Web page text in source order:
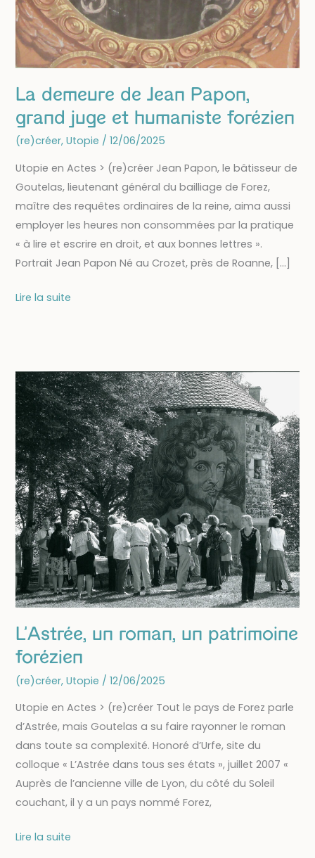
La demeure de Jean Papon,
grand juge et humaniste forézien
(re)créer, Utopie / 12/06/2025
Utopie en Actes > (re)créer Jean Papon, le bâtisseur de
Goutelas, lieutenant général du bailliage de Forez,
maître des requêtes ordinaires de la reine, aima aussi
employer les heures non consommées par la pratique
« à lire et escrire en droit, et aux bonnes lettres ».
Portrait Jean Papon Né au Crozet, près de Roanne, […]
La
Papon,
grand
juge
et
humaniste
forézien
Lire la suite
L’Astrée, un roman, un patrimoine
forézien
(re)créer, Utopie / 12/06/2025
Utopie en Actes > (re)créer Tout le pays de Forez parle
d’Astrée, mais Goutelas a su faire rayonner le roman
dans toute sa complexité. Honoré d’Urfe, site du
colloque « L’Astrée dans tous ses états », juillet 2007 «
Auprès de l’ancienne ville de Lyon, du côté du Soleil
couchant, il y a un pays nommé Forez,
L’Astrée,
Lire la suite